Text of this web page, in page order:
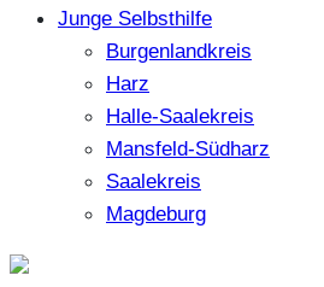
Junge Selbsthilfe
Burgenlandkreis
Harz
Halle-Saalekreis
Mansfeld-Südharz
Saalekreis
Magdeburg